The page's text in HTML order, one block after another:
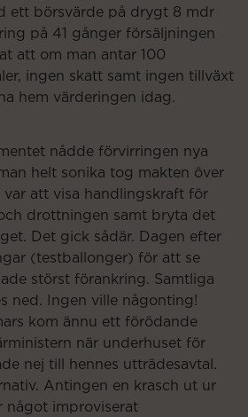
ett börsvärde på drygt 8 mdr
på 41 gånger försäljningen
att om man antar 100
ingen skatt samt ingen tillväxt
hem värderingen idag.
nådde förvirringen nya
helt sonika tog makten över
var att visa handlingskraft för
drottningen samt bryta det
Det gick sådär. Dagen efter
(testballonger) för att se
störst förankring. Samtliga
ned. Ingen ville någonting!
kom ännu ett förödande
när underhuset för
nej till hennes utträdesavtal.
Antingen en krasch ut ur
något improviserat